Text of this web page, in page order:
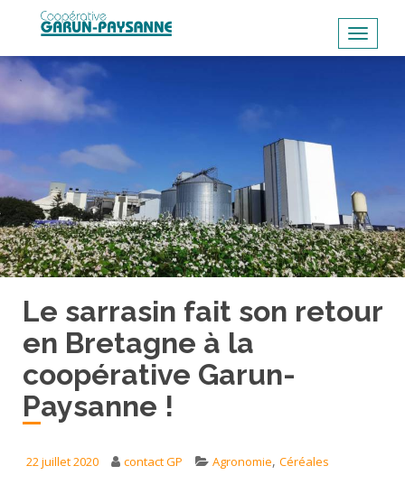
i
o
m
n
c
o
n
Le sarrasin fait son retour
en Bretagne à la
coopérative Garun-
Paysanne !
22 juillet 2020 contact GP Agronomie, Céréales